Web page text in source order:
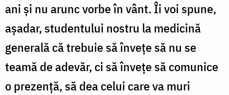
ani şi nu arunc vorbe în vânt. Îi voi spune,
aşadar, studentului nostru la medicină
generală că trebuie să înveţe să nu se
teamă de adevăr, ci să înveţe să comunice
o prezenţă, să dea celui care va muri